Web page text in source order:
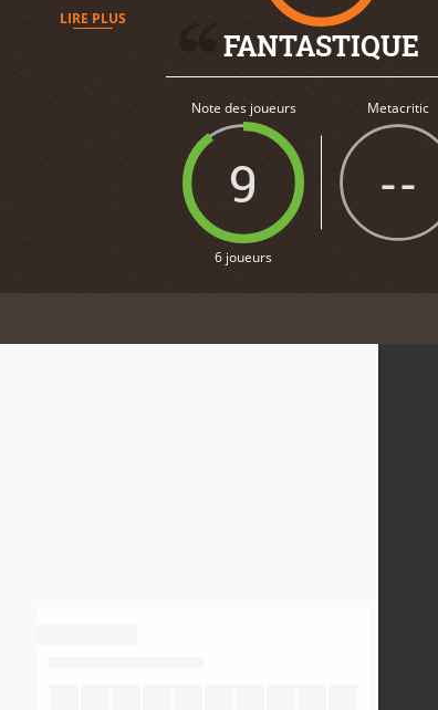
LIRE PLUS
FANTASTIQUE
Note des joueurs
9
6 joueurs
Metacritic
--